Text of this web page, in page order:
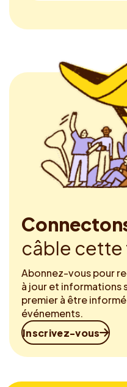
câble cette
Abonnez-vous pour
à jour et informations
premier à être
événements.
Inscrivez-vous